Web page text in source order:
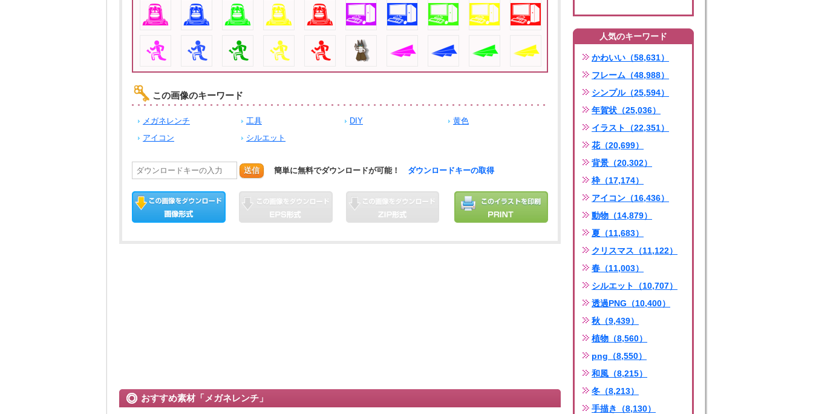
この画像のキーワード
メガネレンチ 工具 DIY
黄色
アイコン
シルエット
送信 簡単に無料でダウンロードが可能！ ダウンロードキーの取得
おすすめ素材「メガネレンチ」
人気のキーワード
かわいい（58,631）
フレーム（48,988）
シンプル（25,594）
年賀状（25,036）
イラスト（22,351）
花（20,699）
背景（20,302）
枠（17,174）
アイコン（16,436）
動物（14,879）
夏（11,683）
クリスマス（11,122）
春（11,003）
シルエット（10,707）
透過PNG（10,400）
秋（9,439）
植物（8,560）
png（8,550）
和風（8,215）
冬（8,213）
手描き（8,130）